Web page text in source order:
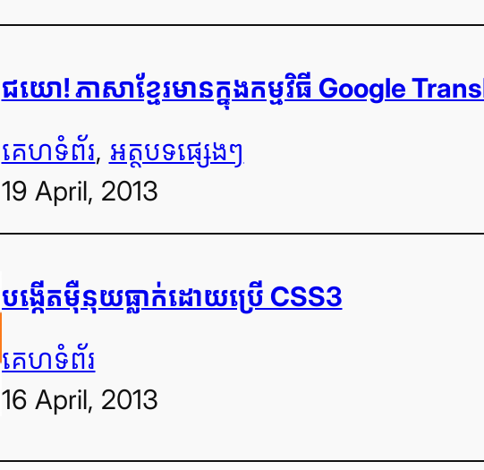
ជយោ! ភាសា​ខ្មែរ​មាន​ក្នុង​កម្មវិធី Google
គេហទំព័រ, អត្ថបទ​ផ្សេងៗ
19 April, 2013
បង្កើត​ម៉ឺនុយ​ធ្លាក់​ដោយ​ប្រើ CSS3
គេហទំព័រ
16 April, 2013